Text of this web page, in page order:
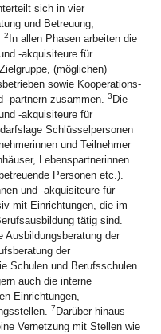
sich in vier
und Betreuung,
2 In allen Phasen arbeiten die
-akquisiteure für
(möglichen)
sowie Kooperations-
-partnern zusammen. 3 Die
‑akquisiteure für
Schlüsselpersonen
und Teilnehmer
Lebenspartnerinnen
Personen etc.).
und -akquisiteure für
mit Einrichtungen, die im
tätig sind.
Ausbildungsberatung der
der
Schulen und Berufsschulen.
auch die interne
Einrichtungen,
7 Darüber hinaus
Vernetzung mit Stellen wie